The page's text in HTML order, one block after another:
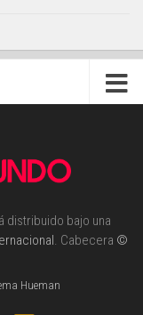
distribuido bajo una
. Cabecera ©
Hueman